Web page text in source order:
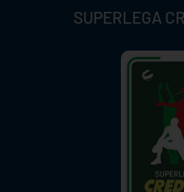
SUPERLEGA